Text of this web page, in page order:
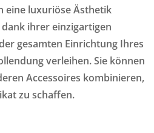
eine luxuriöse Ästhetik
ihrer einzigartigen
gesamten Einrichtung Ihres
verleihen. Sie können
Accessoires kombinieren,
zu schaffen.